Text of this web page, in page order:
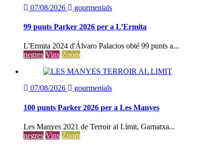
07/08/2026 gourmenials
99 punts Parker 2026 per a L’Ermita
L'Ermita 2024 d'Álvaro Palacios obté 99 punts a...
negres Vins Zoom
07/08/2026 gourmenials
100 punts Parker 2026 per a Les Manyes
Les Manyes 2021 de Terroir al Límit, Garnatxa...
negres Vins Zoom